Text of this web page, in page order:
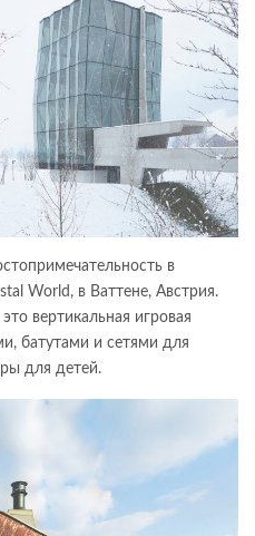
в
World, в Ваттене, Австрия.
вертикальная игровая
батутами и сетями для
для детей.